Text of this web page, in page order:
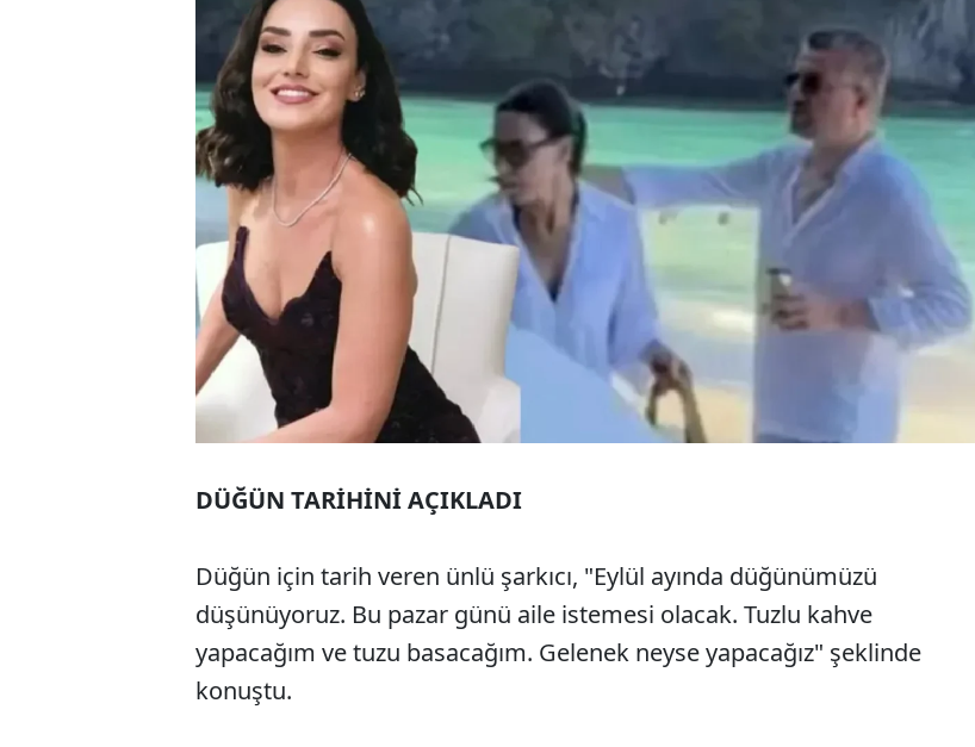
Sesi Aç
DÜĞÜN TARİHİNİ AÇIKLADI
Düğün için tarih veren ünlü şarkıcı, "Eylül ayında düğünümüzü
düşünüyoruz. Bu pazar günü aile istemesi olacak. Tuzlu kahve
yapacağım ve tuzu basacağım. Gelenek neyse yapacağız" şeklinde
konuştu.